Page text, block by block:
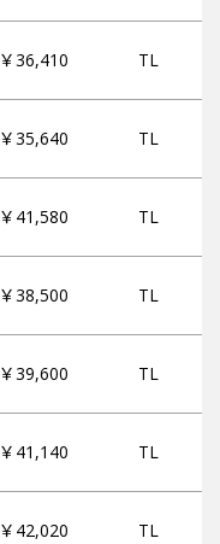
￥36,410 TL
￥35,640 TL
￥41,580 TL
￥38,500 TL
￥39,600 TL
￥41,140 TL
￥42,020 TL